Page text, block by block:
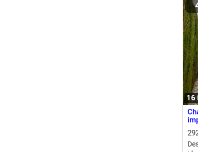
16